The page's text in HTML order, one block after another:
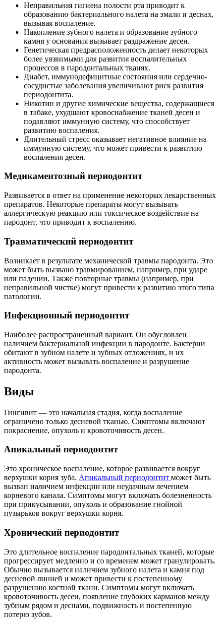
Неправильная гигиена полости рта приводит к
образованию бактериального налета на эмали и деснах,
вызывая воспаление.
Накопление зубного налета и образование зубного
камня у основания вызывает раздражение десен.
Генетическая предрасположенность делает некоторых
более уязвимыми для развития воспалительных
процессов в пародонтальных тканях.
Диабет, иммунодефицитные состояния или сердечно-
сосудистые заболевания увеличивают риск развития
периодонтита.
Никотин и другие химические вещества, содержащиеся
в табаке, ухудшают кровоснабжение тканей десен и
подавляют иммунную систему, что способствует
развитию воспаления.
Длительный стресс оказывает негативное влияние на
иммунную систему, что может привести к развитию
воспаления десен.
Медикаментозный периодонтит
Развивается в ответ на применение некоторых лекарственных
препаратов. Некоторые препараты могут вызывать
аллергическую реакцию или токсическое воздействие на
пародонт, что приводит к воспалению.
Травматический периодонтит
Возникает в результате механической травмы пародонта. Это
может быть вызвано травмированием, например, при ударе
или падении. Также повторные травмы (например, при
неправильной чистке) могут привести к развитию этого типа
патологии.
Инфекционный периодонтит
Наиболее распространенный вариант. Он обусловлен
наличием бактериальной инфекции в пародонте. Бактерии
обитают в зубном налете и зубных отложениях, и их
активность может вызывать воспаление и разрушение
пародонта.
Виды
Гингивит — это начальная стадия, когда воспаление
ограничено только десневой тканью. Симптомы включают
покраснение, опухоль и кровоточивость десен.
Апикальный периодонтит
Это хроническое воспаление, которое развивается вокруг
верхушки корня зуба. Апикальный периодонтит может быть
вызван наличием инфекции или неудачным лечением
корневого канала. Симптомы могут включать болезненность
при прикусывании, опухоль и образование гнойной
пузырьков вокруг верхушки корня.
Хронический периодонтит
Это длительное воспаление пародонтальных тканей, которые
прогрессирует медленно и со временем может гранулировать.
Обычно вызывается наличием зубного налета и камня под
десневой линией и может привести к постепенному
разрушению костной ткани. Симптомы могут включать
кровоточивость десен, появление глубоких карманов между
зубным рядом и деснами, подвижность и постепенную
потерю зубов.